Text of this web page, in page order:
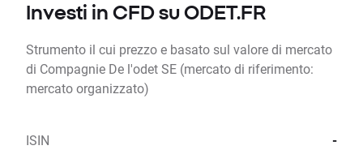
Investi in CFD su ODET.FR
Strumento il cui prezzo e basato sul valore di mercato
di Compagnie De l'odet SE (mercato di riferimento:
mercato organizzato)
ISIN -